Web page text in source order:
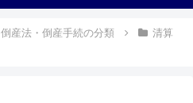
倒産法・倒産手続の分類
清算